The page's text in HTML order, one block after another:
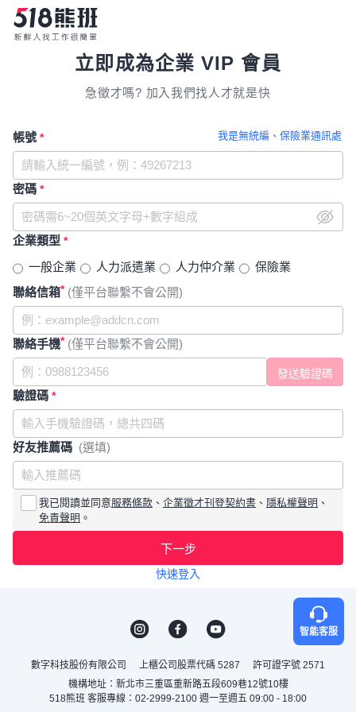
立即成為企業 VIP 會員
急徵才嗎? 加入我們找人才就是快
我是無統編、保險業通訊處
帳號 *
密碼 *
企業類型 *
一般企業 人力派遣業 人力仲介業
保險業
聯絡信箱* (僅平台聯繫不會公開)
聯絡手機* (僅平台聯繫不會公開)
驗證碼 *
好友推薦碼 (選填)
我已閱讀並同意服務條款 、 企業徵才刊登契約書 、 隱私權聲明 、
免責聲明 。
下一步
快速登入
智能客服
數字科技股份有限公司 上櫃公司股票代碼 5287
許可證字號 2571
機構地址：新北市三重區重新路五段609巷12號10樓
518熊班 客服專線：02-2999-2100 週一至週五 09:00 - 18:00